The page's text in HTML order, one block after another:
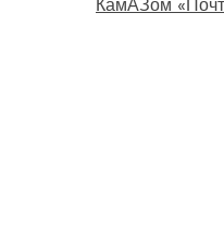
КамАЗом